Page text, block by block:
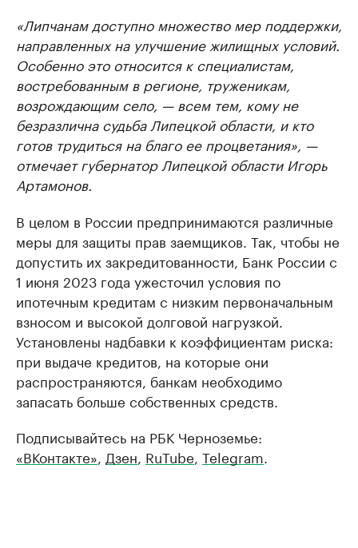
«Липчанам доступно множество мер поддержки,
направленных на улучшение жилищных условий.
Особенно это относится к специалистам,
востребованным в регионе, труженикам,
возрождающим село, — всем тем, кому не
безразлична судьба Липецкой области, и кто
готов трудиться на благо ее процветания», —
отмечает губернатор Липецкой области Игорь
Артамонов.
В целом в России предпринимаются различные
меры для защиты прав заемщиков. Так, чтобы не
допустить их закредитованности, Банк России с
1 июня 2023 года ужесточил условия по
ипотечным кредитам с низким первоначальным
взносом и высокой долговой нагрузкой.
Установлены надбавки к коэффициентам риска:
при выдаче кредитов, на которые они
распространяются, банкам необходимо
запасать больше собственных средств.
Подписывайтесь на РБК Черноземье:
«ВКонтакте», Дзен, RuTube, Telegram.